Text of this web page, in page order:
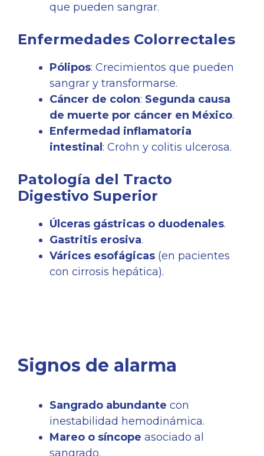
que pueden sangrar.
Enfermedades Colorrectales
Pólipos: Crecimientos que pueden
sangrar y transformarse.
Cáncer de colon: Segunda causa
de muerte por cáncer en México.
Enfermedad inflamatoria
intestinal : Crohn y colitis ulcerosa.
Patología del Tracto
Digestivo Superior
Úlceras gástricas o duodenales.
Gastritis erosiva.
Várices esofágicas (en pacientes
con cirrosis hepática).
Signos de alarma
Sangrado abundante con
inestabilidad hemodinámica.
Mareo o síncope asociado al
sangrado.